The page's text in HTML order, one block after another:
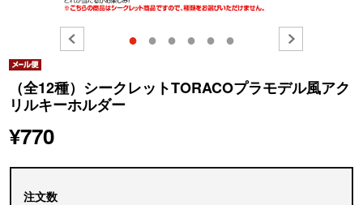
● ● ● ● ● ●
（全12種）シークレットTORACOプラモデル風アク
リルキーホルダー
¥770
注文数